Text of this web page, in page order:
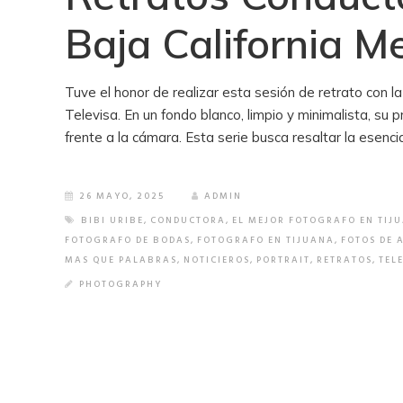
Baja California
Tuve el honor de realizar esta sesión de retrato con
Televisa. En un fondo blanco, limpio y minimalista, su
frente a la cámara. Esta serie busca resaltar la
26 MAYO, 2025
ADMIN
BIBI URIBE, CONDUCTORA, EL MEJOR FOTOGRAFO EN
FOTOGRAFO DE BODAS, FOTOGRAFO EN TIJUANA, FOTOS DE
MAS QUE PALABRAS, NOTICIEROS, PORTRAIT, RETRATOS,
PHOTOGRAPHY